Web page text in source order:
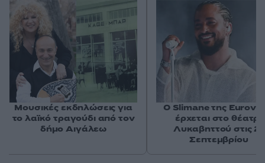
Μουσικές εκδηλώσεις για
το λαϊκό τραγούδι από τον
δήμο Αιγάλεω
Ο Slimane της
έρχεται στο θέατρο
Λυκαβηττού στις
Σεπτεμβρίου